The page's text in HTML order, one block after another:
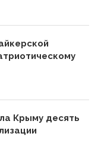
Крыму десять